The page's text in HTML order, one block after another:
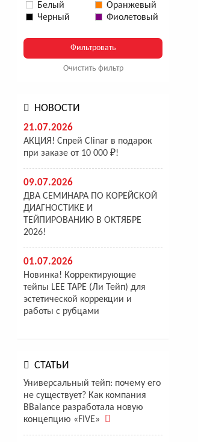
Белый
Черный
Оранжевый
Фиолетовый
Очистить фильтр
НОВОСТИ
21.07.2026
АКЦИЯ! Спрей Clinar в подарок
при заказе от 10 000 ₽!
09.07.2026
ДВА СЕМИНАРА ПО КОРЕЙСКОЙ
ДИАГНОСТИКЕ И
ТЕЙПИРОВАНИЮ В ОКТЯБРЕ
2026!
01.07.2026
Новинка! Корректирующие
тейпы LEE TAPE (Ли Тейп) для
эстетической коррекции и
работы с рубцами
СТАТЬИ
Универсальный тейп: почему его
не существует? Как компания
BBalance разработала новую
концепцию «FIVE»